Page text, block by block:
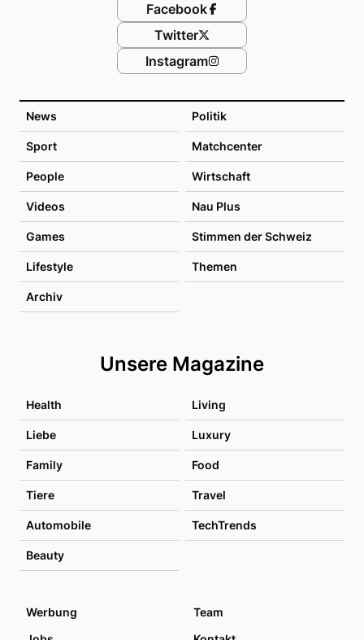
News Politik
Sport Matchcenter
People Wirtschaft
Videos Nau Plus
Games Stimmen der Schweiz
Lifestyle Themen
Archiv
Unsere Magazine
Health Living
Liebe Luxury
Family Food
Tiere Travel
Automobile TechTrends
Beauty
Facebook
Twitter
Instagram
Werbung
Team